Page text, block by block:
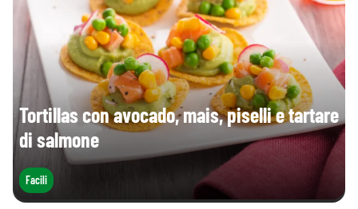
Tortillas con avocado, mais, piselli e tartare
di salmone
Facili